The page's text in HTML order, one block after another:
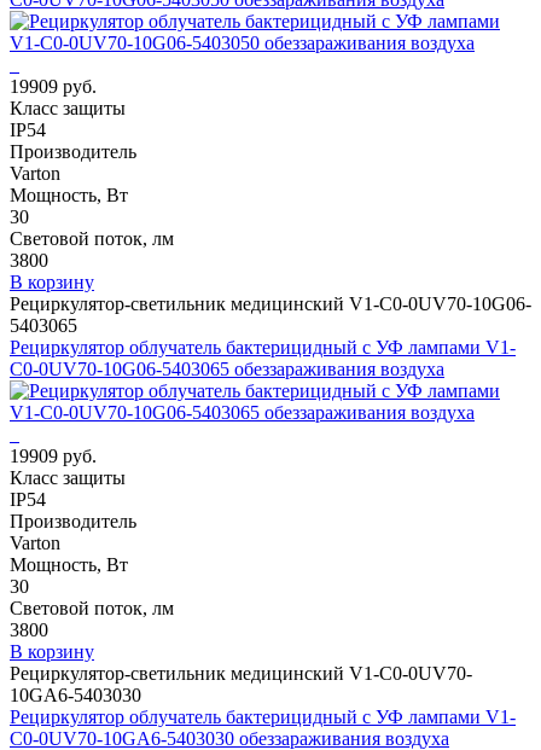
19909 руб.
Класс защиты
IP54
Производитель
Varton
Мощность, Вт
30
Световой поток, лм
3800
В корзину
Рециркулятор-светильник медицинский V1-C0-0UV70-10G06-
5403065
Рециркулятор облучатель бактерицидный с УФ лампами V1-
C0-0UV70-10G06-5403065 обеззараживания воздуха
19909 руб.
Класс защиты
IP54
Производитель
Varton
Мощность, Вт
30
Световой поток, лм
3800
В корзину
Рециркулятор-светильник медицинский V1-C0-0UV70-
10GA6-5403030
Рециркулятор облучатель бактерицидный с УФ лампами V1-
C0-0UV70-10GA6-5403030 обеззараживания воздуха